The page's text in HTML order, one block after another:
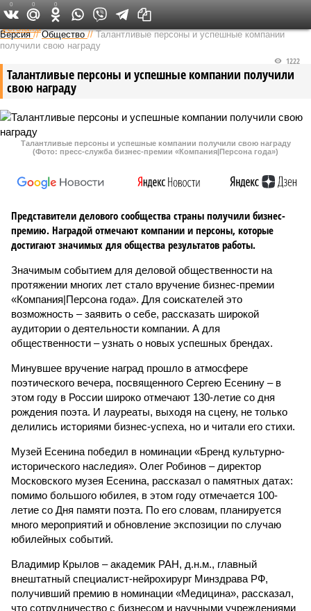
Федеральный выпуск
Версия //Общество //Талантливые персоны и успешные компании
получили свою награду
Талантливые персоны и успешные компании получили
свою награду
1222
Талантливые персоны и успешные компании получили свою награду
(Фото: пресс-служба бизнес-премии «Компания|Персона года»)
Представители делового сообщества страны получили бизнес-
премию. Наградой отмечают компании и персоны, которые
достигают значимых для общества результатов работы.
Значимым событием для деловой общественности на
протяжении многих лет стало вручение бизнес-премии
«Компания|Персона года». Для соискателей это
возможность – заявить о себе, рассказать широкой
аудитории о деятельности компании. А для
общественности – узнать о новых успешных брендах.
Минувшее вручение наград прошло в атмосфере
поэтического вечера, посвященного Сергею Есенину – в
этом году в России широко отмечают 130-летие со дня
рождения поэта. И лауреаты, выходя на сцену, не только
делились историями бизнес-успеха, но и читали его стихи.
Музей Есенина победил в номинации «Бренд культурно-
исторического наследия». Олег Робинов – директор
Московского музея Есенина, рассказал о памятных датах:
помимо большого юбилея, в этом году отмечается 100-
летие со Дня памяти поэта. По его словам, планируется
много мероприятий и обновление экспозиции по случаю
юбилейных событий.
Владимир Крылов – академик РАН, д.н.м., главный
внештатный специалист-нейрохирург Минздрава РФ,
получивший премию в номинации «Медицина», рассказал,
что сотрудничество с бизнесом и научными учреждениями
0 0 0